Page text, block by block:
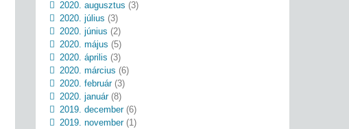
2020. augusztus (3)
2020. július (3)
2020. június (2)
2020. május (5)
2020. április (3)
2020. március (6)
2020. február(3)
2020. január(8)
2019. december(6)
2019. november(1)